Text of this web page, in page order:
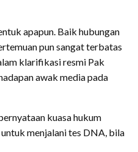
apapun. Baik hubungan
pun sangat terbatas
klarifikasi resmi Pak
awak media pada
kuasa hukum
menjalani tes DNA, bila